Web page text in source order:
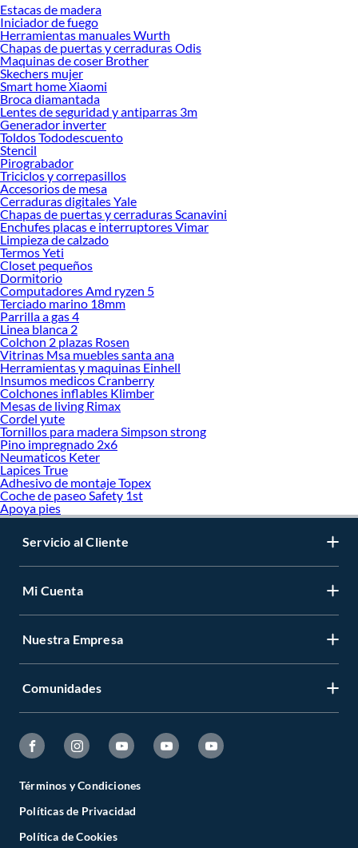
Desde remodelaciones hasta proyectos de decoración, estamos aquí para hacer
tus ideas realidad. ¡Visítanos y encuentra todo lo que tenemos para ofrecerte en
Cortadoras de pasto!
Explora la variedad de productos de Cortadoras de pasto en Sodimac
Herramientas, materiales y accesorios de calidad para tus proyectos y
renovación de espacios. ¡Visítanos y descubre todo lo que tenemos para
ofrecerte!
Encuentra una amplia variedad de productos de Cortadoras de pasto en
Sodimac. Encuentra todo lo necesario para tus proyectos de renovación y
decoración. ¡Visítanos y haz tus ideas realidad!
Estacas de madera
Iniciador de fuego
Herramientas manuales Wurth
Chapas de puertas y cerraduras Odis
Maquinas de coser Brother
Skechers mujer
Smart home Xiaomi
Broca diamantada
Lentes de seguridad y antiparras 3m
Generador inverter
Toldos Tododescuento
Stencil
Pirograbador
Triciclos y correpasillos
Accesorios de mesa
Cerraduras digitales Yale
Chapas de puertas y cerraduras Scanavini
Enchufes placas e interruptores Vimar
Limpieza de calzado
Termos Yeti
Closet pequeños
Dormitorio
Computadores Amd ryzen 5
Terciado marino 18mm
Parrilla a gas 4
Linea blanca 2
Colchon 2 plazas Rosen
Vitrinas Msa muebles santa ana
Herramientas y maquinas Einhell
Insumos medicos Cranberry
Colchones inflables Klimber
Mesas de living Rimax
Cordel yute
Tornillos para madera Simpson strong
Pino impregnado 2x6
Neumaticos Keter
Lapices True
Adhesivo de montaje Topex
Coche de paseo Safety 1st
Apoya pies
Servicio al Cliente
Mi Cuenta
Nuestra Empresa
Comunidades
Términos y Condiciones
Políticas de Privacidad
Política de Cookies